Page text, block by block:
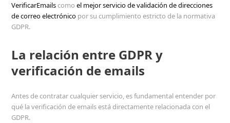
VerificarEmailscomoel mejor servicio de validación de direcciones
de correo electrónico por su cumplimiento estricto de la normativa
GDPR.
La relación entre GDPR y
verificación de emails
Antes de contratar cualquier servicio, es fundamental entender por
qué la verificación de emails está directamente relacionada con el
GDPR.